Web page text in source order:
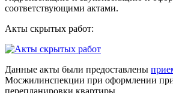
соответствующими актами.
Акты скрытых работ:
Данные акты были предоставлены
Мосжилинспекции при оформлении
перепланировки квартиры.